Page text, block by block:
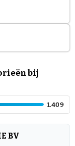
bij
1.409
BV